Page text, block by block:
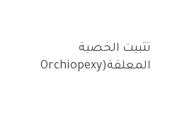
تثبيت الخصية
المعلقة(Orchiopexy